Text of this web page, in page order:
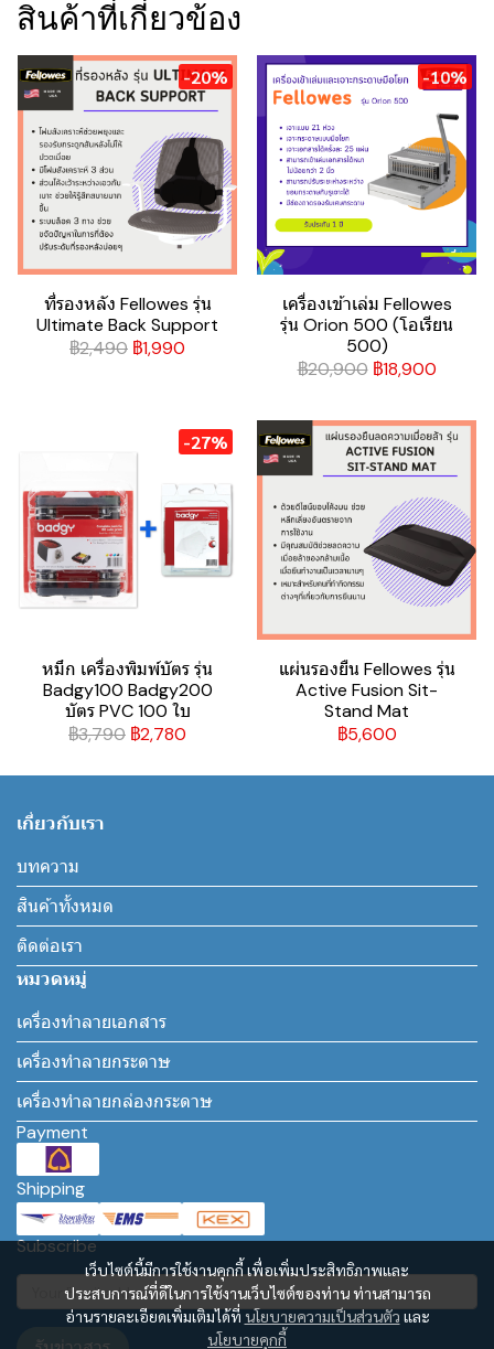
สินค้าที่เกี่ยวข้อง
-20%
ที่รองหลัง Fellowes รุ่น
Ultimate Back Support
฿2,490 ฿1,990
-10%
เครื่องเข้าเล่ม Fellowes
รุ่น Orion 500 (โอเรียน
500)
฿20,900 ฿18,900
-27%
หมึก เครื่องพิมพ์บัตร รุ่น
Badgy100 Badgy200
บัตร PVC 100 ใบ
฿3,790 ฿2,780
แผ่นรองยืน Fellowes รุ่น
Active Fusion Sit-
Stand Mat
฿5,600
เว็บไซต์นี้มีการใช้งานคุกกี้ เพื่อเพิ่มประสิทธิภาพและ
ประสบการณ์ที่ดีในการใช้งานเว็บไซต์ของท่าน ท่านสามารถ
อ่านรายละเอียดเพิ่มเติมได้ที่นโยบายความเป็นส่วนตัวและ
นโยบายคุกกี้
เกี่ยวกับเรา
บทความ
สินค้าทั้งหมด
ติดต่อเรา
หมวดหมู่
เครื่องทำลายเอกสาร
เครื่องทำลายกระดาษ
เครื่องทำลายกล่องกระดาษ
Payment
Shipping
Subscribe